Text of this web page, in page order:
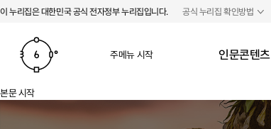
본문 바로가기
주메뉴 바로가기
이 누리집은 대한민국 공식 전자정부 누리집입니다. 공식 누리집 확인방법
주메뉴 시작 인문콘텐츠
본문 시작